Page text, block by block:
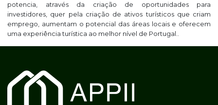
potencia, através da criação de oportunidades para
investidores, quer pela criação de ativos turísticos que criam
emprego, aumentam o potencial das áreas locais e oferecem
uma experiência turística ao melhor nível de Portugal..